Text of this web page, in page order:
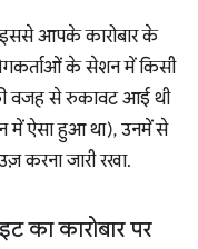
आपके कारोबार के
के सेशन में किसी
वजह से रुकावट आई थी
में ऐसा हुआ था), उनमें से
करना जारी रखा.
का कारोबार पर